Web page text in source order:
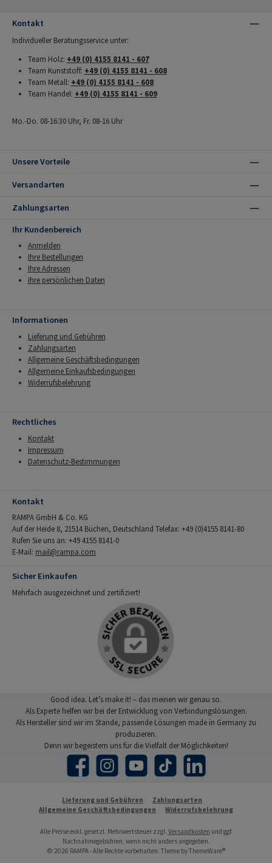
Kontakt
Individueller Beratungsservice unter:
Team Holz: +49 (0) 4155 8141 - 607
Team Kunststoff: +49 (0) 4155 8141 - 608
Team Metall: +49 (0) 4155 8141 - 608
Team Handel: +49 (0) 4155 8141 - 609
Mo.-Do. 08-16:30 Uhr, Fr. 08-16 Uhr
Unsere Vorteile
Versandarten
Zahlungsarten
Ihr Kundenbereich
Anmelden
Ihre Bestellungen
Ihre Adressen
Ihre persönlichen Daten
Informationen
Lieferung und Gebühren
Zahlungsarten
Allgemeine Geschäftsbedingungen
Allgemeine Einkaufsbedingungen
Widerrufsbelehrung
Rechtliches
Kontakt
Impressum
Datenschutz-Bestimmungen
Kontakt
RAMPA GmbH & Co. KG
Auf der Heide 8, 21514 Büchen, Deutschland Telefax: +49 (0)4155 8141-80
Rufen Sie uns an: +49 4155 8141-0
E-Mail: mail@rampa.com
Sicher Einkaufen
Mehrfach ausgezeichnet und zertifiziert!
Good idea. Let’s make it! – das meinen wir genau so.
Als Experte helfen wir bei der Entwicklung von Verbindungslösungen.
Als Hersteller sind wir im Stande, passende Lösungen made in Germany zu
produzieren.
Denn wir begeistern uns für die Vielfalt der Möglichkeiten!
Facebook Instagram YouTube TikTok LinkedIn
Lieferung und Gebühren
Zahlungsarten
Allgemeine Geschäftsbedingungen
Widerrufsbelehrung
Alle Preise exkl. gesetzl. Mehrwertsteuer zzgl. Versandkosten und ggf.
Nachnahmegebühren, wenn nicht anders angegeben.
© 2026 RAMPA - Alle Rechte vorbehalten. Theme byThemeWare®